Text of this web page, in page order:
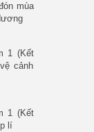
mùa
1 (Kết
cảnh
1 (Kết
lí